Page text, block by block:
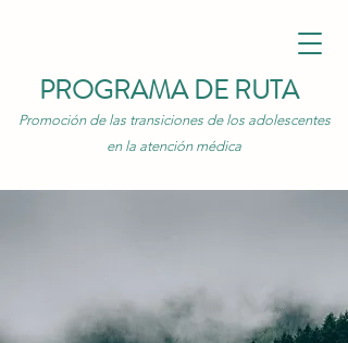
PROGRAMA DE RUTA
Promoción de las transiciones de los adolescentes
en la atención médica